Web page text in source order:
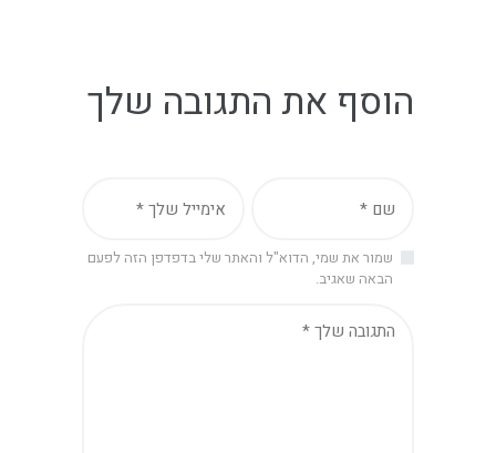
הוסף את התגובה שלך
שמור את שמי, הדוא"ל והאתר שלי בדפדפן הזה לפעם
הבאה שאגיב.